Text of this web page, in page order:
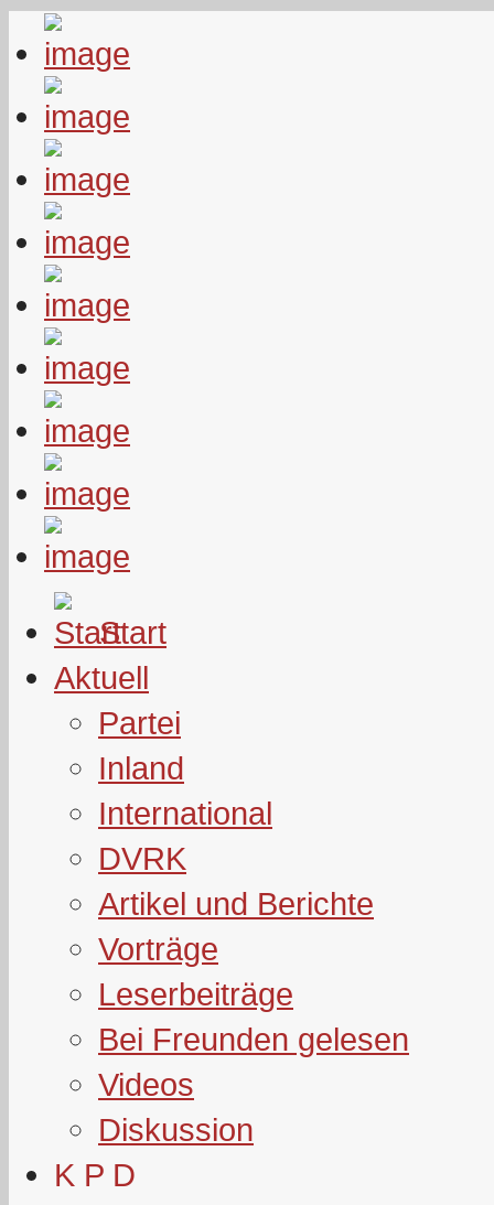
Start
Aktuell
Partei
Inland
International
DVRK
Artikel und Berichte
Vorträge
Leserbeiträge
Bei Freunden gelesen
Videos
Diskussion
K P D